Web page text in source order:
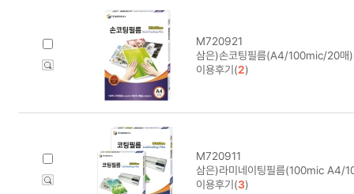
M720921
삼은)손코팅필름(A4/100mic/20매)
이용후기(2)
M720911
삼은)라미네이팅필름(100mic A4/
이용후기(3)